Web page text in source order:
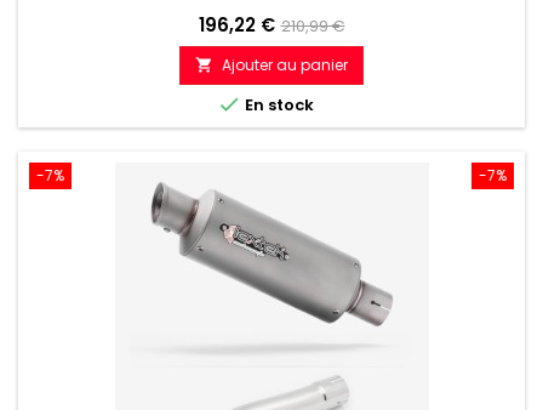
Prix
196,22 € Prix
de
référence
210,99 €
 Ajouter au panier
 En stock
-7%
-7%